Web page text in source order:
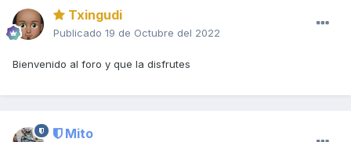
Txingudi
Publicado 19 de Octubre del 2022
Bienvenido al foro y que la disfrutes
Mito